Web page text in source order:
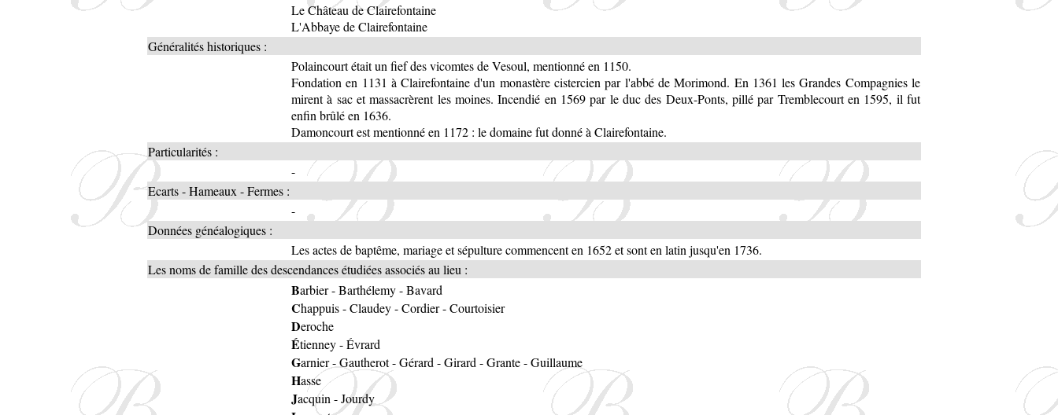
Le Château de Clairefontaine
L'Abbaye de Clairefontaine
Généralités historiques :
Polaincourt était un fief des vicomtes de Vesoul, mentionné en 1150.
Fondation en 1131 à Clairefontaine d'un monastère cistercien par l'abbé de Morimond. En 1361 les Grandes Compagnies le
mirent à sac et massacrèrent les moines. Incendié en 1569 par le duc des Deux-Ponts, pillé par Tremblecourt en 1595, il fut
enfin brûlé en 1636.
Damoncourt est mentionné en 1172 : le domaine fut donné à Clairefontaine.
Particularités :
-
Ecarts - Hameaux - Fermes :
-
Données généalogiques :
Les actes de baptême, mariage et sépulture commencent en 1652 et sont en latin jusqu'en 1736.
Les noms de famille des descendances étudiées associés au lieu :
Barbier-Barthélemy-Bavard
Chappuis-Claudey-Cordier-Courtoisier
Deroche
Étienney-Évrard
Garnier-Gautherot-Gérard -Girard -Grante-Guillaume
Hasse
Jacquin -Jourdy